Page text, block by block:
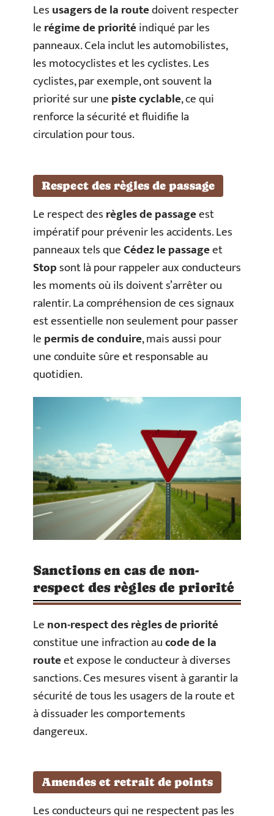
Lesusagers de la routedoivent respecter
lerégime de prioritéindiqué par les
panneaux. Cela inclut les automobilistes,
les motocyclistes et les cyclistes. Les
cyclistes, par exemple, ont souvent la
priorité sur unepiste cyclable, ce qui
renforce la sécurité et fluidifie la
circulation pour tous.
Respect des règles de passage
Le respect desrègles de passageest
impératif pour prévenir les accidents. Les
panneaux tels queCédez le passageet
Stopsont là pour rappeler aux conducteurs
les moments où ils doivent s’arrêter ou
ralentir. La compréhension de ces signaux
est essentielle non seulement pour passer
lepermis de conduire, mais aussi pour
une conduite sûre et responsable au
quotidien.
Sanctions en cas de non-
respect des règles de priorité
Lenon-respect des règles de priorité
constitue une infraction aucode de la
routeet expose le conducteur à diverses
sanctions. Ces mesures visent à garantir la
sécurité de tous les usagers de la route et
à dissuader les comportements
dangereux.
Amendes et retrait de points
Les conducteurs qui ne respectent pas les